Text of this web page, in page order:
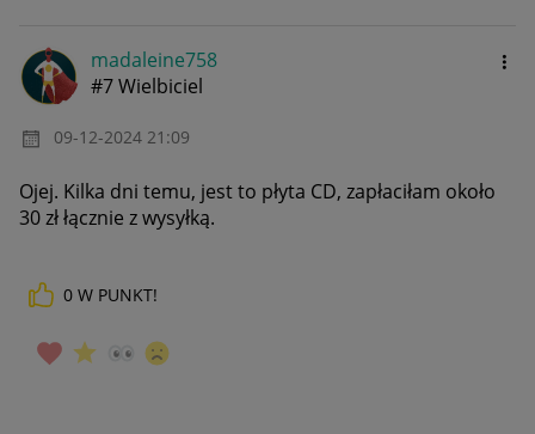
madaleine758
#7 Wielbiciel
‎09-12-2024 21:09
Ojej. Kilka dni temu, jest to płyta CD, zapłaciłam około
30 zł łącznie z wysyłką.
0 W PUNKT!